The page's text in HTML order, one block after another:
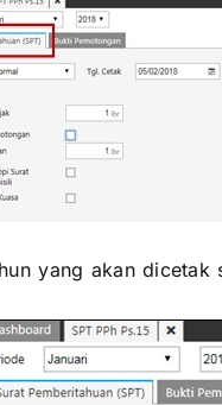
yang akan